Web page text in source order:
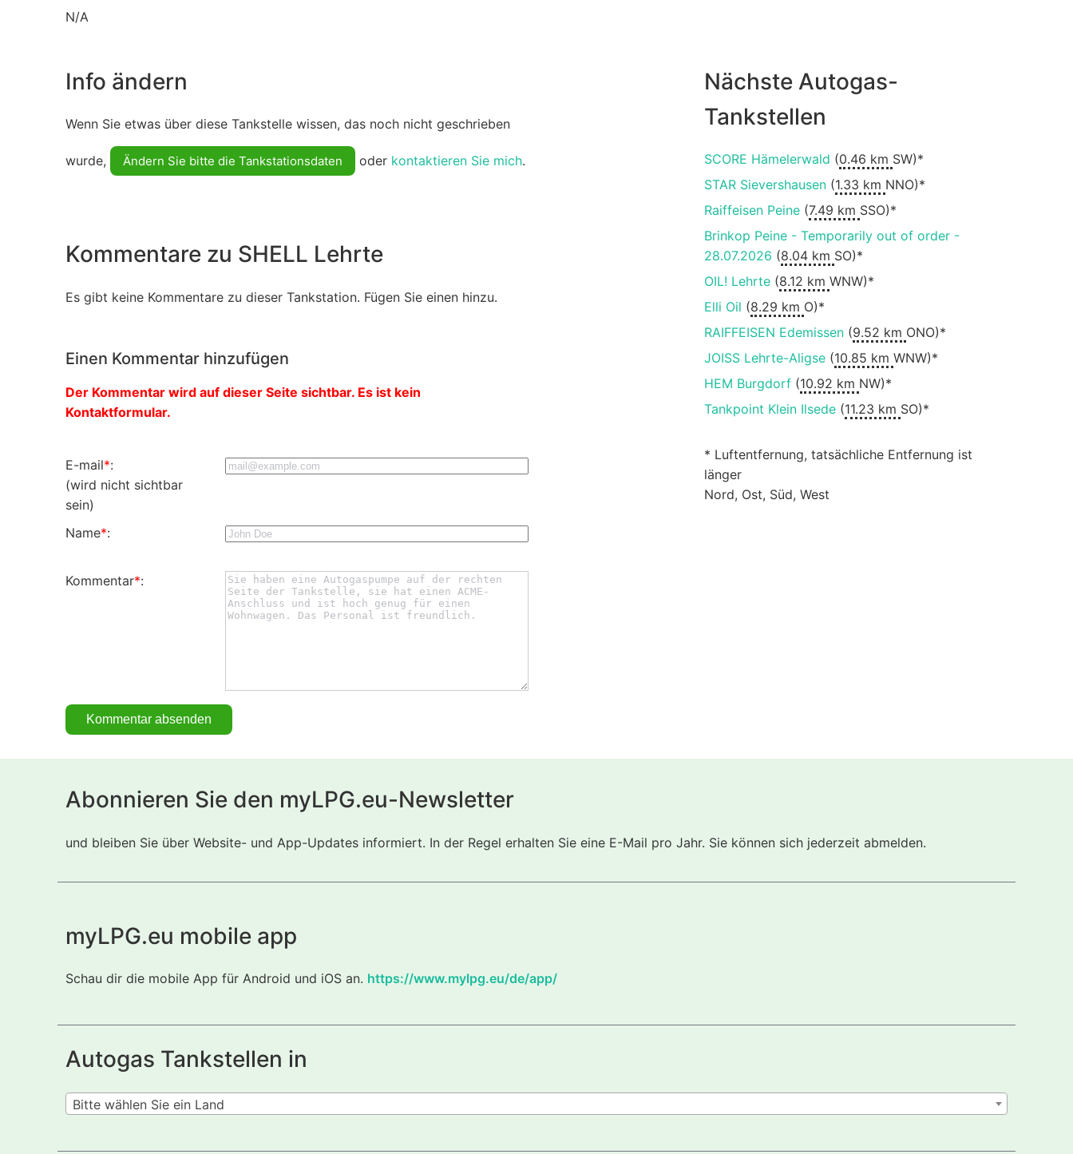
N/A
Info ändern
Wenn Sie etwas über diese Tankstelle wissen, das noch nicht geschrieben
wurde, Ändern Sie bitte die Tankstationsdaten oder kontaktieren Sie mich.
Kommentare zu SHELL Lehrte
Es gibt keine Kommentare zu dieser Tankstation. Fügen Sie einen hinzu.
Einen Kommentar hinzufügen
Der Kommentar wird auf dieser Seite sichtbar. Es ist kein
Kontaktformular.
E-mail*:
(wird nicht sichtbar
sein)
Name*:
Kommentar*:
Nächste Autogas-
Tankstellen
SCORE Hämelerwald (0.46 km SW)*
STAR Sievershausen(1.33 km NNO)*
Raiffeisen Peine(7.49 km SSO)*
Brinkop Peine - Temporarily out of order -
28.07.2026 (8.04 km SO)*
OIL! Lehrte(8.12 km WNW)*
Elli Oil (8.29 km O)*
RAIFFEISEN Edemissen(9.52 km ONO)*
JOISS Lehrte-Aligse(10.85 km WNW)*
HEM Burgdorf(10.92 km NW)*
Tankpoint Klein Ilsede(11.23 km SO)*
* Luftentfernung, tatsächliche Entfernung ist
länger
Nord, Ost, Süd, West
Abonnieren Sie den myLPG.eu-Newsletter
und bleiben Sie über Website- und App-Updates informiert. In der Regel erhalten Sie eine E-Mail pro Jahr. Sie können sich jederzeit abmelden.
myLPG.eu mobile app
Schau dir die mobile App für Android und iOS an. https://www.mylpg.eu/de/app/
Autogas Tankstellen in
Bitte wählen Sie ein Land